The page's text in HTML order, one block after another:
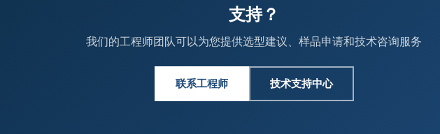
支持？
我们的工程师团队可以为您提供选型建议、样品申请和技术咨询服务
联系工程师 技术支持中心